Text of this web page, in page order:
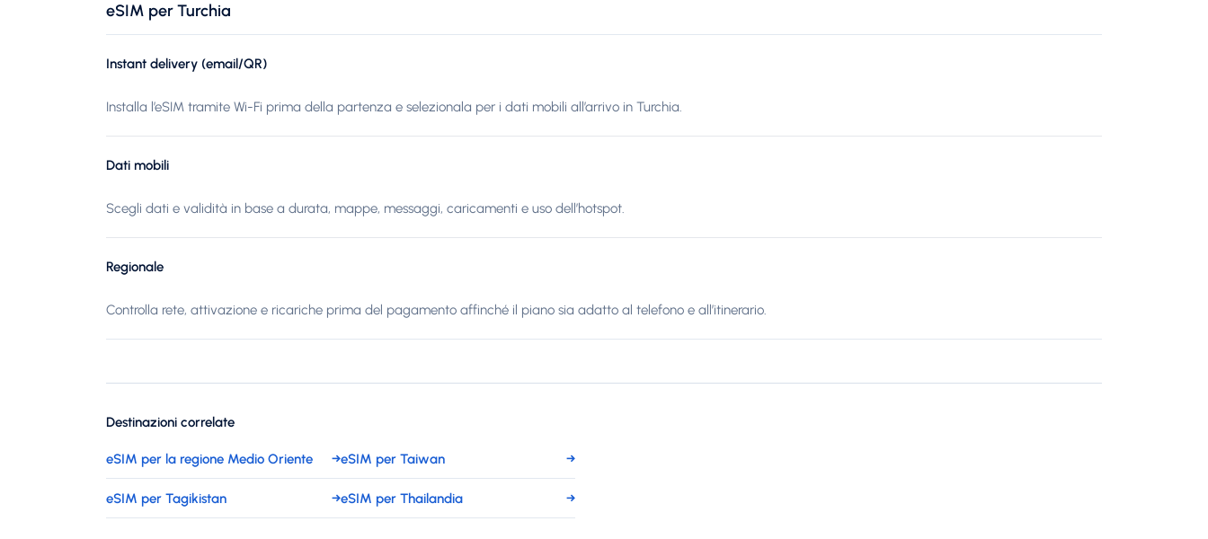
eSIM per Turchia
Instant delivery (email/QR)
Installa l’eSIM tramite Wi-Fi prima della partenza e selezionala per i dati mobili all’arrivo in Turchia.
Dati mobili
Scegli dati e validità in base a durata, mappe, messaggi, caricamenti e uso dell’hotspot.
Regionale
Controlla rete, attivazione e ricariche prima del pagamento affinché il piano sia adatto al telefono e all’itinerario.
Destinazioni correlate
eSIM per la regione Medio Oriente →eSIM per Taiwan →
eSIM per Tagikistan →eSIM per Thailandia →